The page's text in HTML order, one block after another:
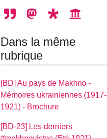
Dans la même
rubrique
[BD] Au pays de Makhno -
Mémoires ukrainiennes (1917-
1921) - Brochure
[BD-23] Les derniers